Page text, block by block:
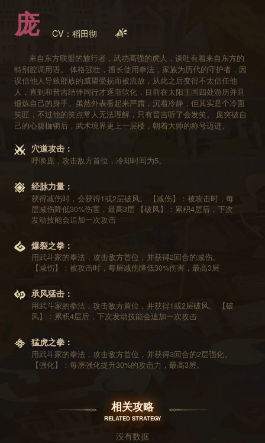
庞 CV：稻田彻
来自东方联盟的旅行者，武功高强的虎人，谈吐有着来自东方的
特别腔调用语。 体格强壮，擅长使用拳法，家族为历代的守护者，因
误信他人导致部族的威望受损而被流放，从此之后变得不太信任他
人，直到和普吉结伴同行才逐渐软化，目前在太阳王国四处游历并且
锻炼自己的身手。虽然外表看起来严肃，沉着冷静，但其实是个冷面
笑匠，不过他的笑点常人无法理解，只有普吉听了会发笑。 庞突破自
己的心腹枷锁后，武术境界更上一层楼，朝着大师的称号迈进。
穴道攻击：
呼唤庞，攻击敌方首位，冷却时间为5。
经脉力量：
获得减伤时，会获得1或2层破风。 【减伤】：被攻击时，每
层减伤降低30%伤害，最高3层 【破风】：累积4层后，下次
发动技能会追加一次攻击
爆裂之拳：
用武斗家的拳法，攻击敌方首位，并获得2回合的减伤。
【减伤】：被攻击时，每层减伤降低30%伤害，最高3层
承风猛击：
用武斗家的拳法，攻击敌方首位，并获得1或2层破风。 【破
风】：累积4层后，下次发动技能会追加一次攻击
猛虎之拳：
用武斗家的拳法，攻击敌方首位，并获得3回合的2层强化。
【强化】：每层强化提升30%的攻击力，最高3层。
相关攻略
RELATED STRATEGY
没有数据